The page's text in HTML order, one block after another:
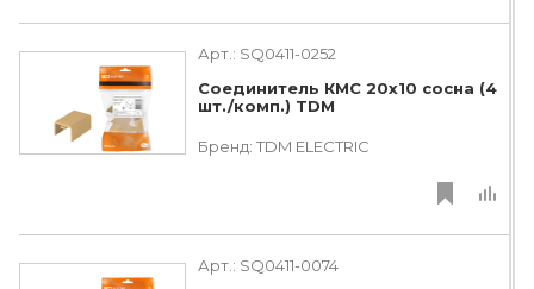
Арт.: SQ0411-0252
Соединитель КМС 20х10 сосна (4
шт./комп.) TDM
Бренд: TDM ЕLECTRIC
Арт.: SQ0411-0074